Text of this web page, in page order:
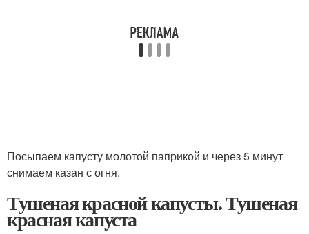
Посыпаем капусту молотой паприкой и через 5 минут
снимаем казан с огня.
Тушеная красной капусты. Тушеная
красная капуста